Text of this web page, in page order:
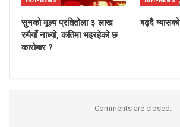
सुनको मूल्य प्रतितोला ३ लाख
रुपैयाँ नाध्यो, कतिमा भइरहेको छ
कारोबार ?
बढ्दै
Comments are closed.